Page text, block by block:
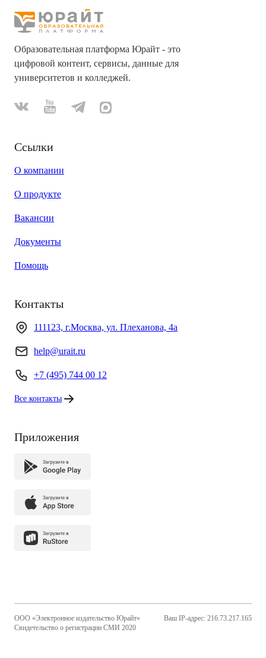
Образовательная платформа Юрайт - это
цифровой контент, сервисы, данные для
университетов и колледжей.
Ссылки
О компании
О продукте
Вакансии
Документы
Помощь
Контакты
111123, г.Москва, ул. Плеханова, 4а
help@urait.ru
+7 (495) 744 00 12
Все контакты
Приложения
ООО «Электронное издательство Юрайт»
Свидетельство о регистрации СМИ 2020
Ваш IP-адрес: 216.73.217.165